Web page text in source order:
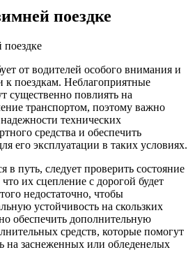
поездке
от водителей особого внимания и
к поездкам. Неблагоприятные
существенно повлиять на
транспортом, поэтому важно
надежности технических
средства и обеспечить
его эксплуатации в таких условиях.
в путь, следует проверить состояние
их сцепление с дорогой будет
недостаточно, чтобы
устойчивость на скользких
обеспечить дополнительную
средств, которые помогут
на заснеженных или обледенелых